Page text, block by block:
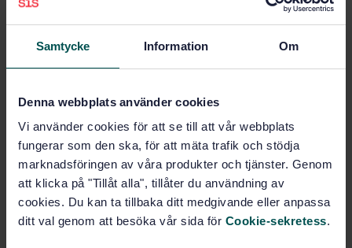
Samtycke Information Om
Denna webbplats använder cookies
Vi använder cookies för att se till att vår webbplats
fungerar som den ska, för att mäta trafik och stödja
marknadsföringen av våra produkter och tjänster. Genom
att klicka på "Tillåt alla", tillåter du användning av
cookies. Du kan ta tillbaka ditt medgivande eller anpassa
ditt val genom att besöka vår sida för Cookie-sekretess.
Köp denna standard
Livsmedel - Bestämning av aflatoxiner i andra
kryddor än paprika efter IAC-rening och HPLC-FLD
med postkolonn derivatisering
Prenumerera på standarden - Läs mer
Pris: 1 250 SEK